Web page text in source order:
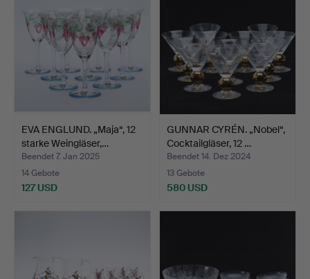
EVA ENGLUND. „Maja“, 12
starke Weingläser,…
Beendet 7. Jan 2025
14 Gebote
127 USD
GUNNAR CYRÉN. „Nobel“,
Cocktailgläser, 12 …
Beendet 14. Dez 2024
13 Gebote
580 USD